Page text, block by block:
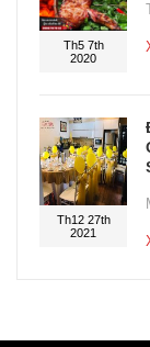
Th5 7th
2020
Th12 27th
2021